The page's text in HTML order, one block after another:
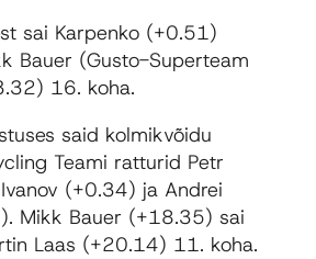
sai Karpenko (+0.51)
Bauer (Gusto-Superteam
16. koha.
said kolmikvõidu
Teami ratturid Petr
(+0.34) ja Andrei
Mikk Bauer (+18.35) sai
Laas (+20.14) 11. koha.